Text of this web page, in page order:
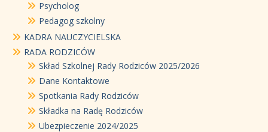
Psycholog
Pedagog szkolny
KADRA NAUCZYCIELSKA
RADA RODZICÓW
Skład Szkolnej Rady Rodziców 2025/2026
Dane Kontaktowe
Spotkania Rady Rodziców
Składka na Radę Rodziców
Ubezpieczenie 2024/2025